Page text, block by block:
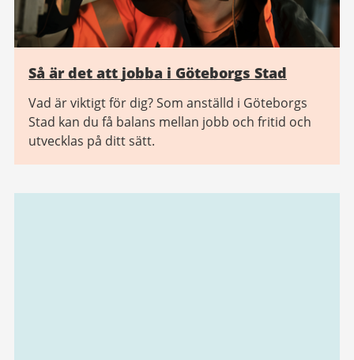
Så är det att jobba i Göteborgs Stad
Vad är viktigt för dig? Som anställd i Göteborgs
Stad kan du få balans mellan jobb och fritid och
utvecklas på ditt sätt.